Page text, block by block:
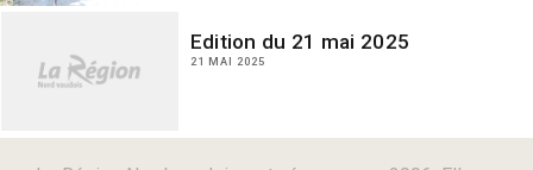
Edition du 21 mai 2025
21 MAI 2025